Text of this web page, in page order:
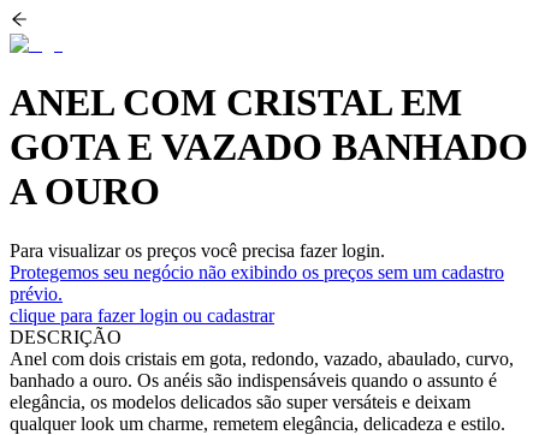
ANEL COM CRISTAL EM
GOTA E VAZADO BANHADO
A OURO
Para visualizar os preços você precisa fazer login.
Protegemos seu negócio não exibindo os preços sem um cadastro
prévio.
clique para fazer login ou cadastrar
DESCRIÇÃO
Anel com dois cristais em gota, redondo, vazado, abaulado, curvo,
banhado a ouro. Os anéis são indispensáveis quando o assunto é
elegância, os modelos delicados são super versáteis e deixam
qualquer look um charme, remetem elegância, delicadeza e estilo.